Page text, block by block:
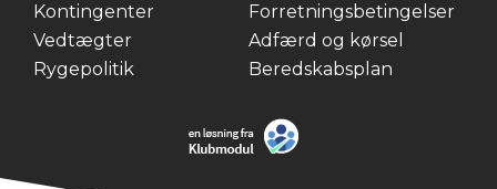
Kontingenter
Forretningsbetingelser
Vedtægter
Adfærd og kørsel
Rygepolitik
Beredskabsplan